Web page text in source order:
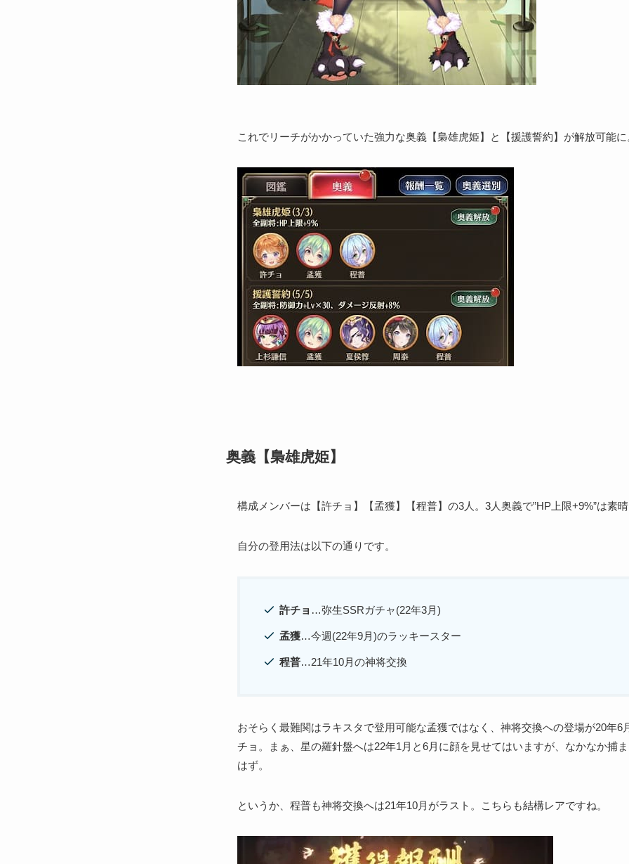
これでリーチがかかっていた強力な奥義【梟雄虎姫】と【援護誓約】が解放可能に
奥義【梟雄虎姫】
構成メンバーは【許チョ】【孟獲】【程普】の3人。3人奥義で”HP上限+9%”は素
自分の登用法は以下の通りです。
許チョ …弥生SSRガチャ(22年3月)
孟獲…今週(22年9月)のラッキースター
程普…21年10月の神将交換
おそらく最難関はラキスタで登用可能な孟獲ではなく、神将交換への登場が20年6
チョ。まぁ、星の羅針盤へは22年1月と6月に顔を見せてはいますが、なかなか捕
はず。
というか、程普も神将交換へは21年10月がラスト。こちらも結構レアですね。